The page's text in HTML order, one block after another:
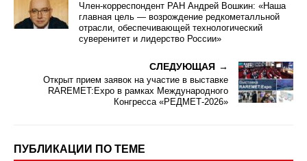
Член-корреспондент РАН Андрей Вошкин: «Наша
главная цель — возрождение редкометалльной
отрасли, обеспечивающей технологический
суверенитет и лидерство России»
СЛЕДУЮЩАЯ
Открыт прием заявок на участие в выставке
RAREMET:Expo в рамках Международного
Конгресса «РЕДМЕТ-2026»
ПУБЛИКАЦИИ ПО ТЕМЕ